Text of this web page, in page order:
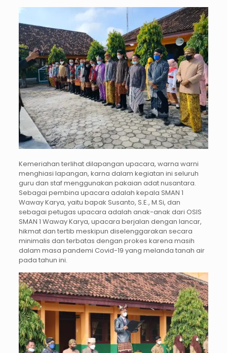
Kemeriahan terlihat dilapangan upacara, warna warni
menghiasi lapangan, karna dalam kegiatan ini seluruh
guru dan staf menggunakan pakaian adat nusantara.
Sebagai pembina upacara adalah kepala SMAN 1
Waway Karya, yaitu bapak Susanto, S.E., M.Si, dan
sebagai petugas upacara adalah anak-anak dari OSIS
SMAN 1 Waway Karya, upacara berjalan dengan lancar,
hikmat dan tertib meskipun diselenggarakan secara
minimalis dan terbatas dengan prokes karena masih
dalam masa pandemi Covid-19 yang melanda tanah air
pada tahun ini.